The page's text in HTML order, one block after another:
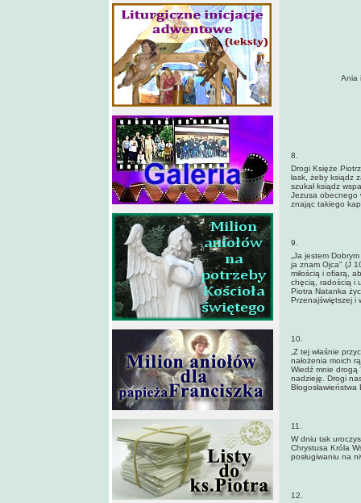
Ania
8.
Drogi Księże
łask, żeby ksiądz
szukał ksiądz
Jezusa obecnego
znając takiego
9.
„Ja jestem
ja znam Ojca" (J
miłością i ofiarą,
chęcią, radością i
Piotra Natanka
Przenajświętszej i
10.
„Z tej właśnie
nałożenia moich
Wiedź mnie drogą
nadzieję. Drogi
11.
W dniu tak
Chrystusa Króla
posługiwaniu na
12.